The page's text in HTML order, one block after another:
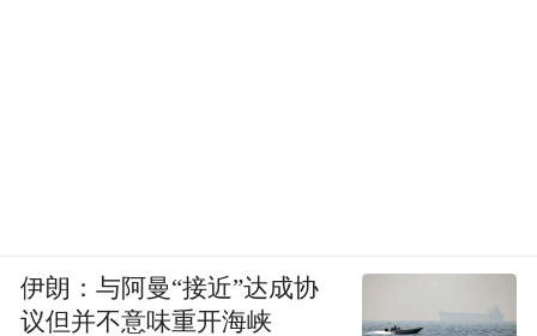
伊朗：与阿曼“接近”达成协
议但并不意味重开海峡